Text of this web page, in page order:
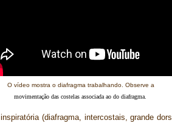
O vídeo mostra o diafragma trabalhando. Observe a
movimentação das costelas associada ao do diafragma.
(diafragma, intercostais, grande